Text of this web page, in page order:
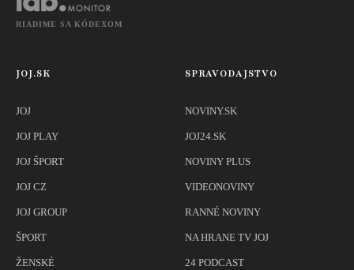
RIADIME SA KÓDEXOM
JOJ.SK
JOJ
JOJ PLAY
JOJ ŠPORT
JOJ CZ
JOJ GROUP
ŠPORT
ŽENSKÉ
SPRAVODAJSTVO
NOVINY.SK
JOJ24.SK
NOVINY PLUS
VIDEONOVINY
RANNÉ NOVINY
NA HRANE TV JOJ
24 PODCAST